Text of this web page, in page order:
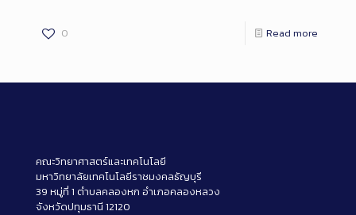
0 Read more
คณะวิทยาศาสตร์และเทคโนโลยี
มหาวิทยาลัยเทคโนโลยีราชมงคลธัญบุรี
39 หมู่ที่ 1 ตำบลคลองหก อำเภอคลองหลวง
จังหวัดปทุมธานี 12120